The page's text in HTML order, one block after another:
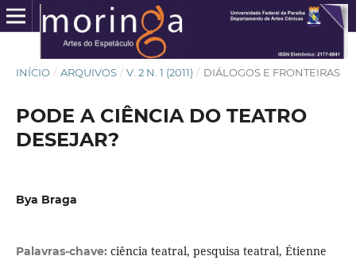
INÍCIO / ARQUIVOS / V. 2 N. 1 (2011) / DIÁLOGOS E FRONTEIRAS
PODE A CIÊNCIA DO TEATRO
DESEJAR?
Bya Braga
Palavras-chave: ciência teatral, pesquisa teatral, Étienne